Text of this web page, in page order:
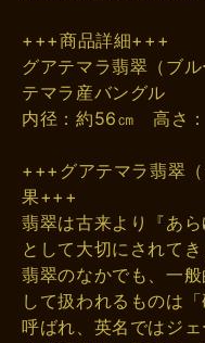
+++商品詳細+++
グアテマラ翡翠（ブ
テマラ産バングル
内径：約56㎝ 高さ
+++グアテマラ翡翠
果+++
翡翠は古来より『あ
として大切にされてき
翡翠のなかでも、一
して扱われるものは
呼ばれ、英名ではジ